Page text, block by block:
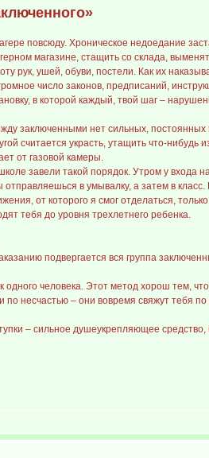
повсюду. Хроническое недоедание
магазине, стащить со склада,
рук, ушей, обуви, постели. Как их
число законов, предписаний,
в которой каждый, твой шаг –
заключенными нет сильных,
считается украсть, утащить что-нибудь
от газовой камеры.
завели такой порядок. Утром у
в умывалку, а затем в
от которого я смог отделаться,
тебя до уровня трехлетнего ребенка.
подвергается вся группа
человека. Этот метод хорош тем,
несчастью – они вовремя свяжут тебя
– сильное душеукрепляющее